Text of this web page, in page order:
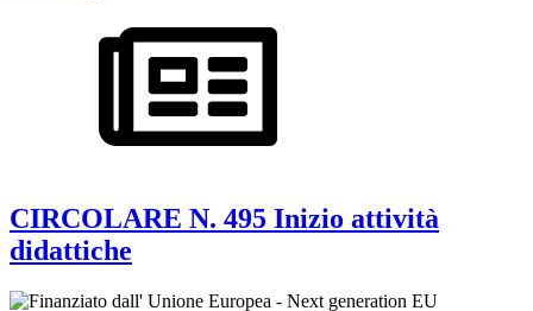
CIRCOLARE N. 495 Inizio attività
didattiche